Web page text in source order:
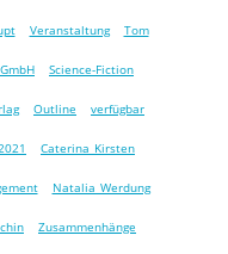
Veranstaltung Tom
Science-Fiction
Outline verfügbar
Caterina Kirsten
Natalia Werdung
Zusammenhänge